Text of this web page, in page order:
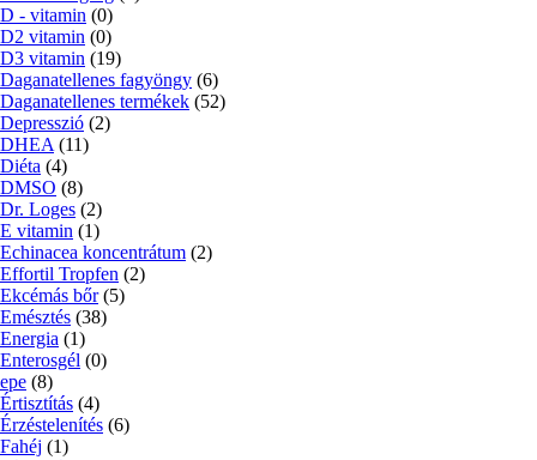
D - vitamin (0)
D2 vitamin (0)
D3 vitamin (19)
Daganatellenes fagyöngy (6)
Daganatellenes termékek (52)
Depresszió (2)
DHEA (11)
Diéta (4)
DMSO (8)
Dr. Loges (2)
E vitamin (1)
Echinacea koncentrátum (2)
Effortil Tropfen (2)
Ekcémás bőr (5)
Emésztés (38)
Energia (1)
Enterosgél (0)
epe (8)
Értisztítás (4)
Érzéstelenítés (6)
Fahéj (1)